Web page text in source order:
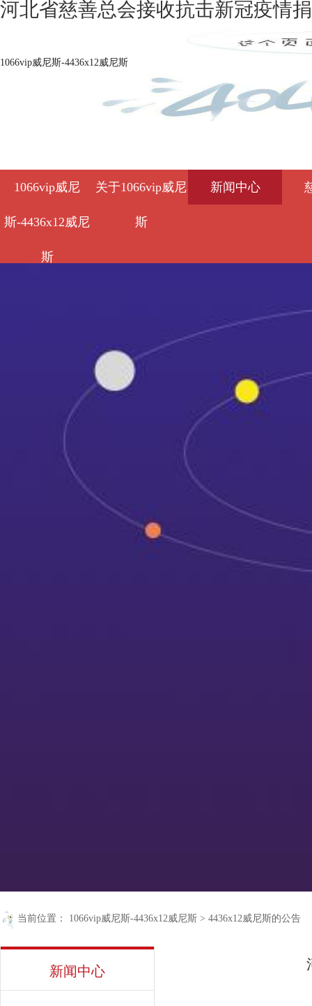
河北省慈善总会接收抗击新冠疫情
1066vip威尼斯-4436x12威尼斯
1066vip威尼
斯-4436x12威尼
斯
关于1066vip威尼
斯
新闻中心
当前位置： 1066vip威尼斯-4436x12威尼斯 > 4436x12威尼斯的公告
新闻中心